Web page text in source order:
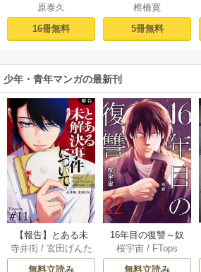
原泰久
16冊無料
椎橋寛
5冊無料
少年・青年マンガの最新刊
【報告】とある未
解決事件について 1
1巻
寺井衒/ 玄田げんた
無料立読み
16年目の復讐～奴
らを地獄に送るま
で 22巻
桜宇宙 / FTops
無料立読み